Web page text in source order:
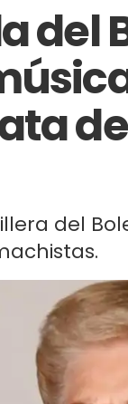
del
del